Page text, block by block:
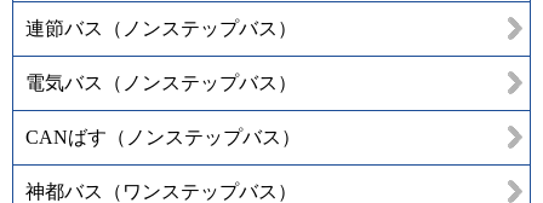
連節バス（ノンステップバス）
電気バス（ノンステップバス）
CANばす（ノンステップバス）
神都バス（ワンステップバス）